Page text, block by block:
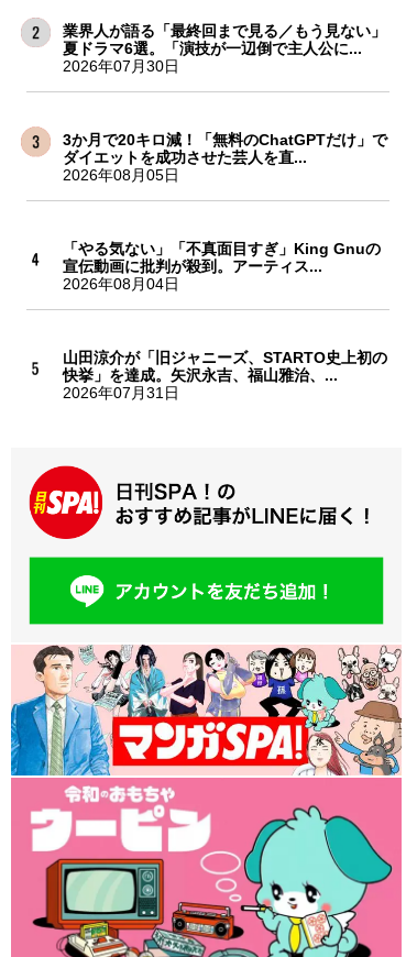
業界人が語る「最終回まで見る／もう見ない」
夏ドラマ6選。「演技が一辺倒で主人公に...
2026年07月30日
3か月で20キロ減！「無料のChatGPTだけ」で
ダイエットを成功させた芸人を直...
2026年08月05日
「やる気ない」「不真面目すぎ」King Gnuの
宣伝動画に批判が殺到。アーティス...
2026年08月04日
山田涼介が「旧ジャニーズ、STARTO史上初の
快挙」を達成。矢沢永吉、福山雅治、...
2026年07月31日